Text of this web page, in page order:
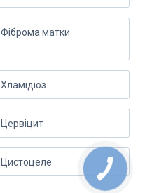
Фіброма матки
Хламідіоз
Цервіцит
Цистоцеле